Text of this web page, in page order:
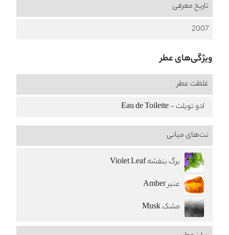
تاریخ معرفی
2007
ویژگی‌های عطر
غلظت عطر
ادو تویلت - Eau de Toilette
نت‌های میانی
برگ بنفشه Violet Leaf
عنبر Amber
مشک Musk